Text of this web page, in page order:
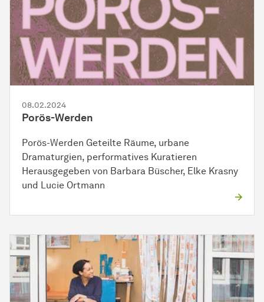
08.02.2024
Porös-Werden
Porös-Werden Geteilte Räume, urbane
Dramaturgien, performatives Kuratieren
Herausgegeben von Barbara Büscher, Elke Krasny
und Lucie Ortmann